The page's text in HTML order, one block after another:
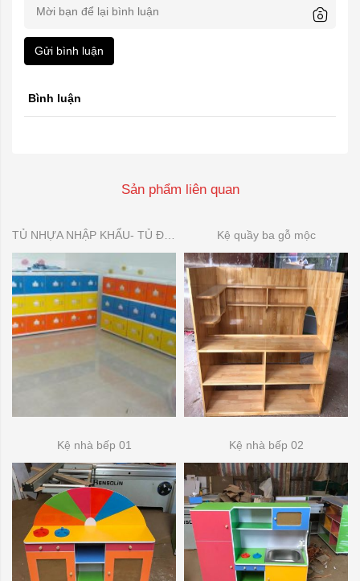
Gửi bình luận
Bình luận
Sản phẩm liên quan
Kệ quầy ba gỗ mộc
Kệ nhà bếp 01 Kệ nhà bếp 02